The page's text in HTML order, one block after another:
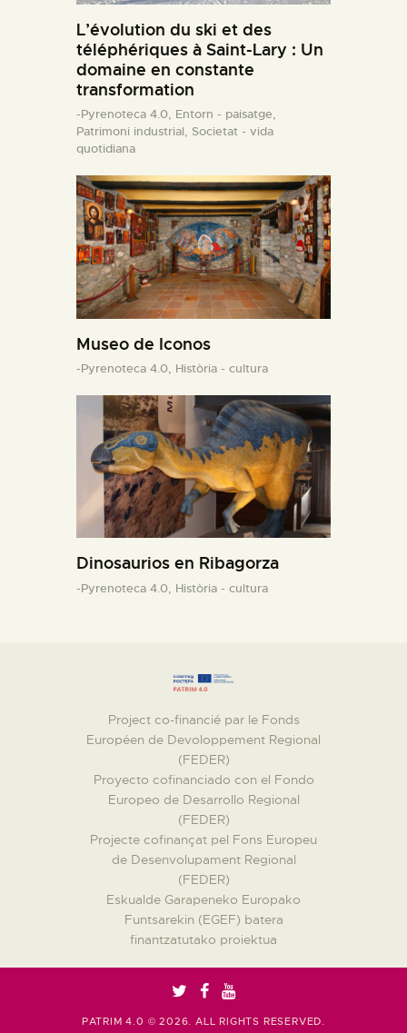
L’évolution du ski et des
téléphériques à Saint-Lary : Un
domaine en constante
transformation
-Pyrenoteca 4.0, Entorn - paisatge,
Patrimoni industrial, Societat - vida
quotidiana
Museo de Iconos
-Pyrenoteca 4.0, Història - cultura
Dinosaurios en Ribagorza
-Pyrenoteca 4.0, Història - cultura
Project co-financié par le Fonds
Européen de Devoloppement Regional
(FEDER)
Proyecto cofinanciado con el Fondo
Europeo de Desarrollo Regional
(FEDER)
Projecte cofinançat pel Fons Europeu
de Desenvolupament Regional
(FEDER)
Eskualde Garapeneko Europako
Funtsarekin (EGEF) batera
finantzatutako proiektua
PATRIM 4.0 © 2026. ALL RIGHTS RESERVED.